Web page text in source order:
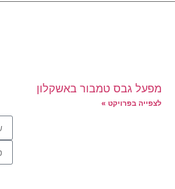
מפעל גבס טמבור באשקלון
לצפייה בפרויקט »